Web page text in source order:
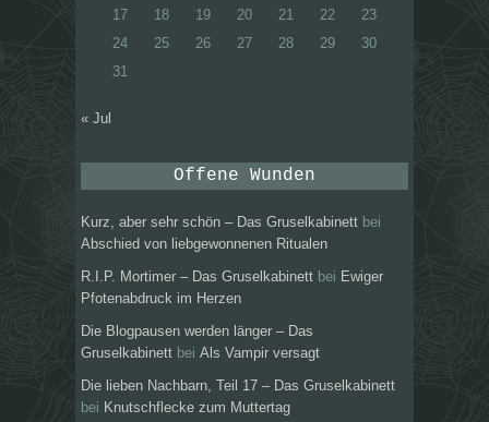
17
18 19 20 21 22
23
24
25 26 27 28 29
30
31
« Jul
Offene Wunden
Kurz, aber sehr schön – Das Gruselkabinett bei
Abschied von liebgewonnenen Ritualen
R.I.P. Mortimer – Das Gruselkabinett bei Ewiger
Pfotenabdruck im Herzen
Die Blogpausen werden länger – Das
Gruselkabinett bei Als Vampir versagt
Die lieben Nachbarn, Teil 17 – Das Gruselkabinett
bei Knutschflecke zum Muttertag